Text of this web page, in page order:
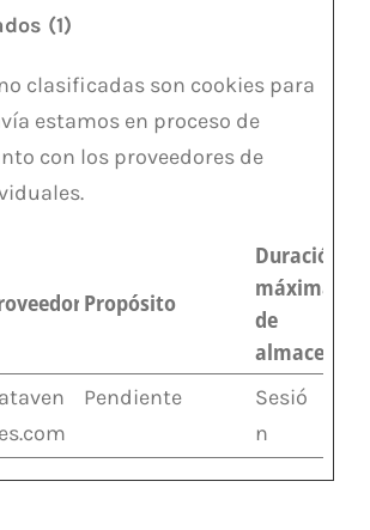
(1)
clasificadas son cookies para
estamos en proceso de
con los proveedores de
Propósito
Duración
máxima
de
Pendiente
Sesió
n